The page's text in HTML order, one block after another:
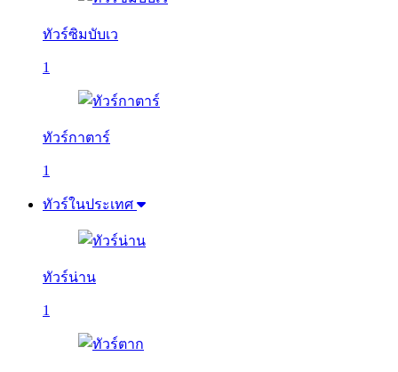
ทัวร์ซิมบับเว
1
ทัวร์กาตาร์
1
ทัวร์ในประเทศ
ทัวร์น่าน
1